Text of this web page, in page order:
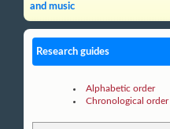
and music
Research guides
Alphabetic order
Chronological order